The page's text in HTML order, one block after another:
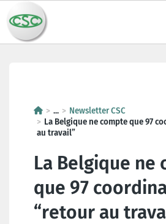
...
Newsletter CSC
La Belgique ne compte que 97
au travail”
La Belgique ne
que 97
“retour au